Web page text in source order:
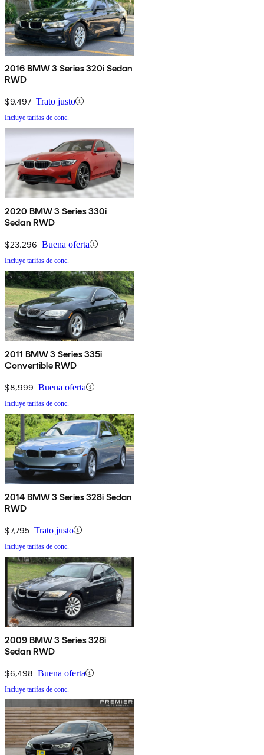
2016 BMW 3 Series 320i Sedan
RWD
$9,497 Trato justo
Incluye tarifas de conc.
2020 BMW 3 Series 330i
Sedan RWD
$23,296 Buena oferta
Incluye tarifas de conc.
2011 BMW 3 Series 335i
Convertible RWD
$8,999 Buena oferta
Incluye tarifas de conc.
2014 BMW 3 Series 328i Sedan
RWD
$7,795 Trato justo
Incluye tarifas de conc.
2009 BMW 3 Series 328i
Sedan RWD
$6,498 Buena oferta
Incluye tarifas de conc.